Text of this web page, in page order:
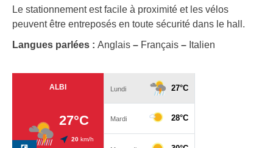
Le stationnement est facile à proximité et les vélos
peuvent être entreposés en toute sécurité dans le hall.
Langues parlées : Anglais – Français – Italien